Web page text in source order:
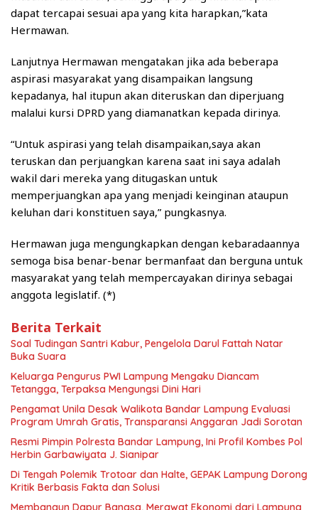
dapat tercapai sesuai apa yang kita harapkan,”kata
Hermawan.
Lanjutnya Hermawan mengatakan jika ada beberapa
aspirasi masyarakat yang disampaikan langsung
kepadanya, hal itupun akan diteruskan dan diperjuang
malalui kursi DPRD yang diamanatkan kepada dirinya.
“Untuk aspirasi yang telah disampaikan,saya akan
teruskan dan perjuangkan karena saat ini saya adalah
wakil dari mereka yang ditugaskan untuk
memperjuangkan apa yang menjadi keinginan ataupun
keluhan dari konstituen saya,” pungkasnya.
Hermawan juga mengungkapkan dengan kebaradaannya
semoga bisa benar-benar bermanfaat dan berguna untuk
masyarakat yang telah mempercayakan dirinya sebagai
anggota legislatif. (*)
Berita Terkait
Soal Tudingan Santri Kabur, Pengelola Darul Fattah Natar
Buka Suara
Keluarga Pengurus PWI Lampung Mengaku Diancam
Tetangga, Terpaksa Mengungsi Dini Hari
Pengamat Unila Desak Walikota Bandar Lampung Evaluasi
Program Umrah Gratis, Transparansi Anggaran Jadi Sorotan
Resmi Pimpin Polresta Bandar Lampung, Ini Profil Kombes Pol
Herbin Garbawiyata J. Sianipar
Di Tengah Polemik Trotoar dan Halte, GEPAK Lampung Dorong
Kritik Berbasis Fakta dan Solusi
Membangun Dapur Bangsa, Merawat Ekonomi dari Lampung